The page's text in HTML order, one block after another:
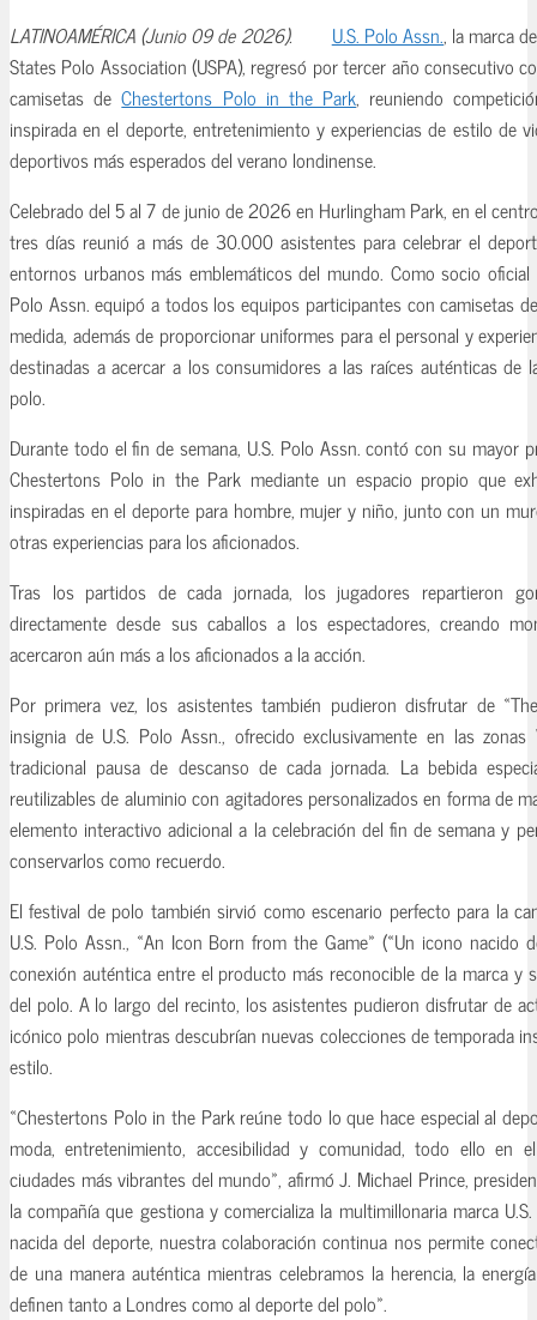
LATINOAMÉRICA (Junio 09 de 2026). U.S. Polo Assn., la marca
States Polo Association (USPA), regresó por tercer año consecutivo
camisetas deChestertons Polo in the Park, reuniendo
inspirada en el deporte, entretenimiento y experiencias de estilo de
deportivos más esperados del verano londinense.
Celebrado del 5 al 7 de junio de 2026 en Hurlingham Park, en el
tres días reunió a más de 30.000 asistentes para celebrar el
entornos urbanos más emblemáticos del mundo. Como socio oficial
Polo Assn. equipó a todos los equipos participantes con camisetas
medida, además de proporcionar uniformes para el personal y
destinadas a acercar a los consumidores a las raíces auténticas de
polo.
Durante todo el fin de semana, U.S. Polo Assn. contó con su mayor
Chestertons Polo in the Park mediante un espacio propio que
inspiradas en el deporte para hombre, mujer y niño, junto con un
otras experiencias para los aficionados.
Tras los partidos de cada jornada, los jugadores repartieron
directamente desde sus caballos a los espectadores, creando
acercaron aún más a los aficionados a la acción.
Por primera vez, los asistentes también pudieron disfrutar de
insignia de U.S. Polo Assn., ofrecido exclusivamente en las
tradicional pausa de descanso de cada jornada. La bebida
reutilizables de aluminio con agitadores personalizados en forma de
elemento interactivo adicional a la celebración del fin de semana y
conservarlos como recuerdo.
El festival de polo también sirvió como escenario perfecto para la
U.S. Polo Assn., «An Icon Born from the Game» («Un icono nacido
conexión auténtica entre el producto más reconocible de la marca y
del polo. A lo largo del recinto, los asistentes pudieron disfrutar de
icónico polo mientras descubrían nuevas colecciones de temporada
estilo.
«Chestertons Polo in the Park reúne todo lo que hace especial al
moda, entretenimiento, accesibilidad y comunidad, todo ello en
ciudades más vibrantes del mundo», afirmó J. Michael Prince,
la compañía que gestiona y comercializa la multimillonaria marca
nacida del deporte, nuestra colaboración continua nos permite
de una manera auténtica mientras celebramos la herencia, la
definen tanto a Londres como al deporte del polo».